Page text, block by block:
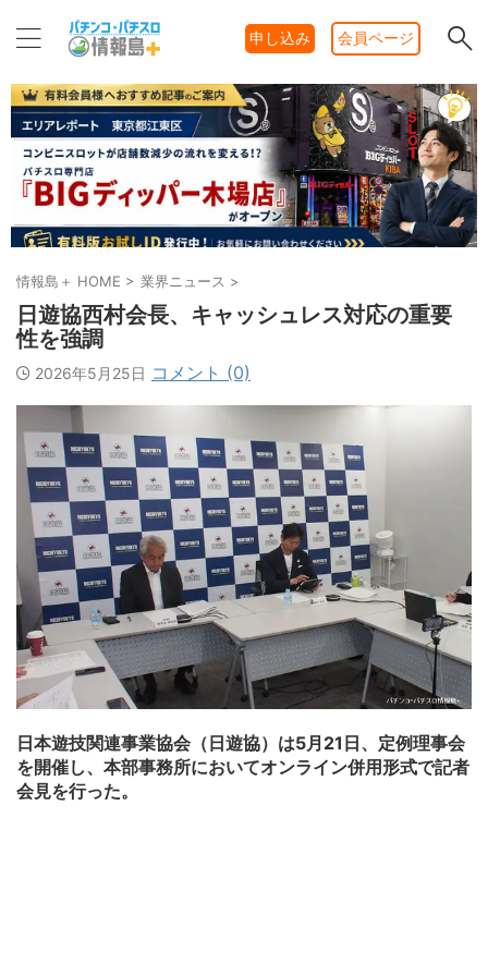
申し込み 会員ページ
情報島＋ HOME > 業界ニュース >
日遊協西村会長、キャッシュレス対応の重要
性を強調
2026年5月25日 コメント (0)
日本遊技関連事業協会（日遊協）は5月21日、定例理事会
を開催し、本部事務所においてオンライン併用形式で記者
会見を行った。